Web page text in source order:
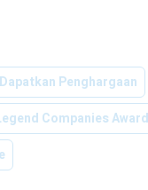
Penghargaan
Companies